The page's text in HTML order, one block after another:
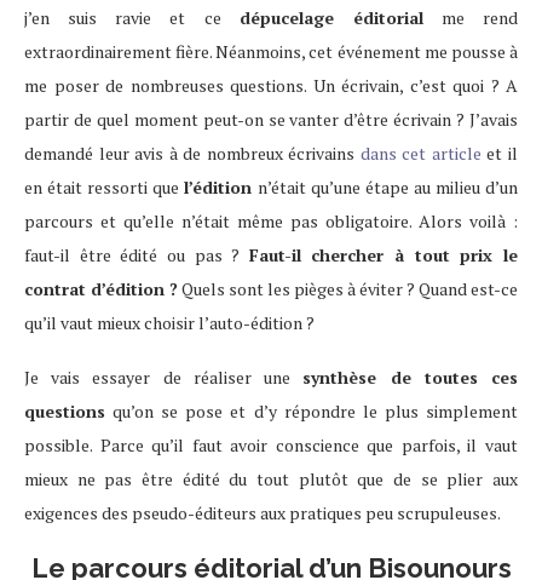
j’en suis ravie et ce dépucelage éditorialme rend
extraordinairement fière. Néanmoins, cet événement me pousse à
me poser de nombreuses questions. Un écrivain, c’est quoi ? A
partir de quel moment peut-on se vanter d’être écrivain ? J’avais
demandé leur avis à de nombreux écrivains dans cet article et il
en était ressorti quel’édition n’était qu’une étape au milieu d’un
parcours et qu’elle n’était même pas obligatoire. Alors voilà :
faut-il être édité ou pas ? Faut-il chercher à tout prix le
contrat d’édition ? Quels sont les pièges à éviter ? Quand est-ce
qu’il vaut mieux choisir l’auto-édition ?
Je vais essayer de réaliser une synthèse de toutes ces
questions qu’on se pose et d’y répondre le plus simplement
possible. Parce qu’il faut avoir conscience que parfois, il vaut
mieux ne pas être édité du tout plutôt que de se plier aux
exigences des pseudo-éditeurs aux pratiques peu scrupuleuses.
Le parcours éditorial d’un Bisounours